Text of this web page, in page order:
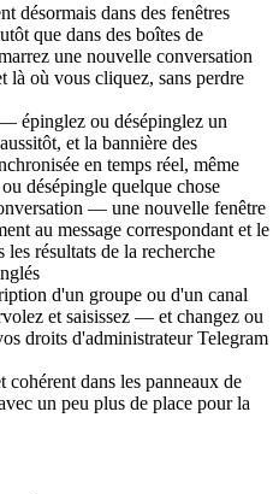
désormais dans des fenêtres
que dans des boîtes de
une nouvelle conversation
là où vous cliquez, sans perdre
épinglez ou désépinglez un
et la bannière des
en temps réel, même
désépingle quelque chose
— une nouvelle fenêtre
au message correspondant et le
résultats de la recherche
d'un groupe ou d'un canal
et saisissez — et changez ou
droits d'administrateur Telegram
cohérent dans les panneaux de
un peu plus de place pour la